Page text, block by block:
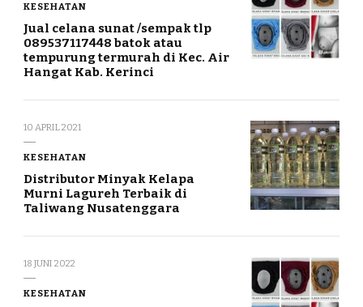
KESEHATAN
Jual celana sunat /sempak tlp
089537117448 batok atau
tempurung termurah di Kec. Air
Hangat Kab. Kerinci
10 APRIL 2021
KESEHATAN
Distributor Minyak Kelapa
Murni Lagureh Terbaik di
Taliwang Nusatenggara
18 JUNI 2022
KESEHATAN